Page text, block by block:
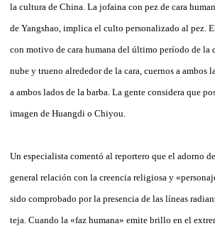
la cultura de China. La jofaina con pez de cara
de Yangshao, implica el culto personalizado al pez.
con motivo de cara humana del último período de la
nube y trueno alrededor de la cara, cuernos a ambos
a ambos lados de la barba. La gente considera que
imagen de Huangdi o Chiyou.
Un especialista comentó al reportero que el adorno
general relación con la creencia religiosa y
sido comprobado por la presencia de las líneas
teja. Cuando la «faz humana» emite brillo en el